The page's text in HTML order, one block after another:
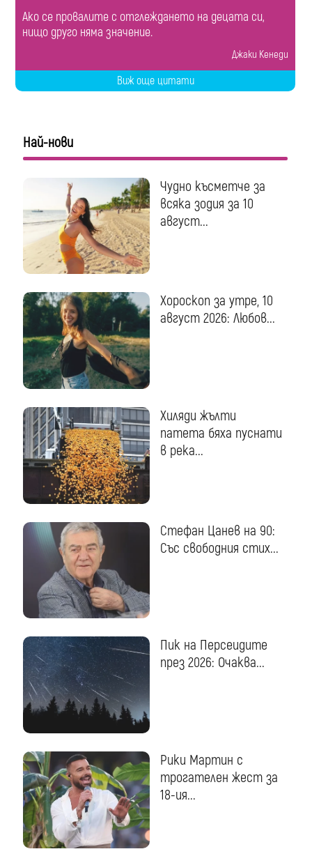
Ако се провалите с отглеждането на децата си,
нищо друго няма значение.
Джаки Кенеди
Виж още цитати
Най-нови
Чудно късметче за
всяка зодия за 10
август...
Хороскоп за утре, 10
август 2026: Любов...
Хиляди жълти
патета бяха пуснати
в река...
Стефан Цанев на 90:
Със свободния стих...
Пик на Персеидите
през 2026: Очаква...
Рики Мартин с
трогателен жест за
18-ия...